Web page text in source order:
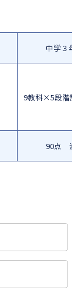
中学３年
9教科×5段階評
90点 満